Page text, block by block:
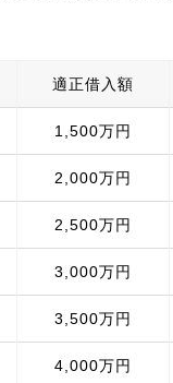
適正借入額
1,500万円
2,000万円
2,500万円
3,000万円
3,500万円
4,000万円